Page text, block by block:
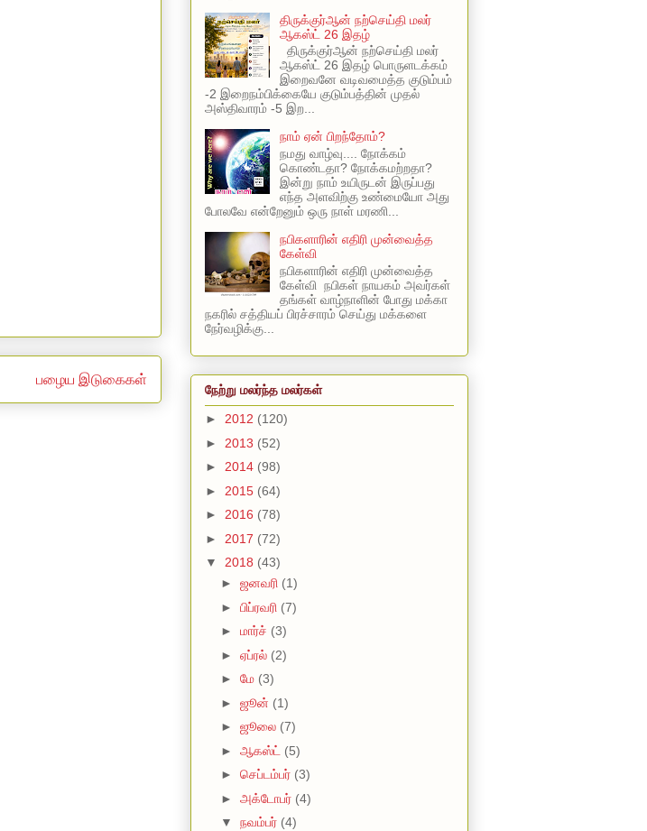
பழைய இடுகைகள்
திருக்குர்ஆன் நற்செய்தி மலர்
ஆகஸ்ட் 26 இதழ்
திருக்குர்ஆன் நற்செய்தி மலர்
ஆகஸ்ட் 26 இதழ் பொருளடக்கம்
இறைவனே வடிவமைத்த குடும்பம்
-2 இறைநம்பிக்கையே குடும்பத்தின் முதல்
அஸ்திவாரம் -5 இற...
நாம் ஏன் பிறந்தோம்?
நமது வாழ்வு.... நோக்கம்
கொண்டதா? நோக்கமற்றதா?
இன்று நாம் உயிருடன் இருப்பது
எந்த அளவிற்கு உண்மையோ அது
போலவே என்றேனும் ஒரு நாள் மரணி...
நபிகளாரின் எதிரி முன்வைத்த
கேள்வி
நபிகளாரின் எதிரி முன்வைத்த
கேள்வி நபிகள் நாயகம் அவர்கள்
தங்கள் வாழ்நாளின் போது மக்கா
நகரில் சத்தியப் பிரச்சாரம் செய்து மக்களை
நேர்வழிக்கு...
நேற்று மலர்ந்த மலர்கள்
► 2012 (120)
► 2013 (52)
► 2014 (98)
► 2015 (64)
► 2016 (78)
► 2017 (72)
▼ 2018 (43)
► ஜனவரி (1)
► பிப்ரவரி (7)
► மார்ச் (3)
► ஏப்ரல் (2)
► மே (3)
► ஜூன் (1)
► ஜூலை (7)
► ஆகஸ்ட் (5)
► செப்டம்பர் (3)
► அக்டோபர் (4)
▼ நவம்பர் (4)